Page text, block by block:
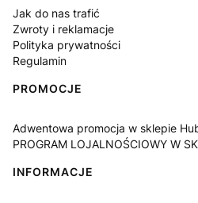
Jak do nas trafić
Zwroty i reklamacje
Polityka prywatności
Regulamin
PROMOCJE
Adwentowa promocja w sklepie
PROGRAM LOJALNOŚCIOWY W
INFORMACJE